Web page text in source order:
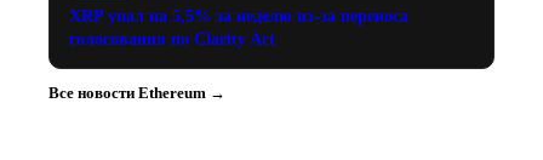
XRP упал на 5,5% за неделю из-за переноса
голосования по Clarity Act
Все новости Ethereum →